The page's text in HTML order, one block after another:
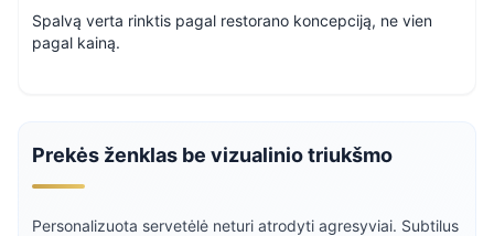
Spalvą verta rinktis pagal restorano koncepciją, ne vien
pagal kainą.
Prekės ženklas be vizualinio triukšmo
Personalizuota servetėlė neturi atrodyti agresyviai. Subtilus